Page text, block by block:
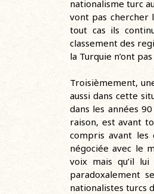
nationalisme turc
vont pas chercher
tout cas ils
classement des
la Turquie n’ont
Troisièmement,
aussi dans cette
dans les années
raison, est avant
compris avant les
négociée avec le
voix mais qu’il lui
paradoxalement
nationalistes turcs